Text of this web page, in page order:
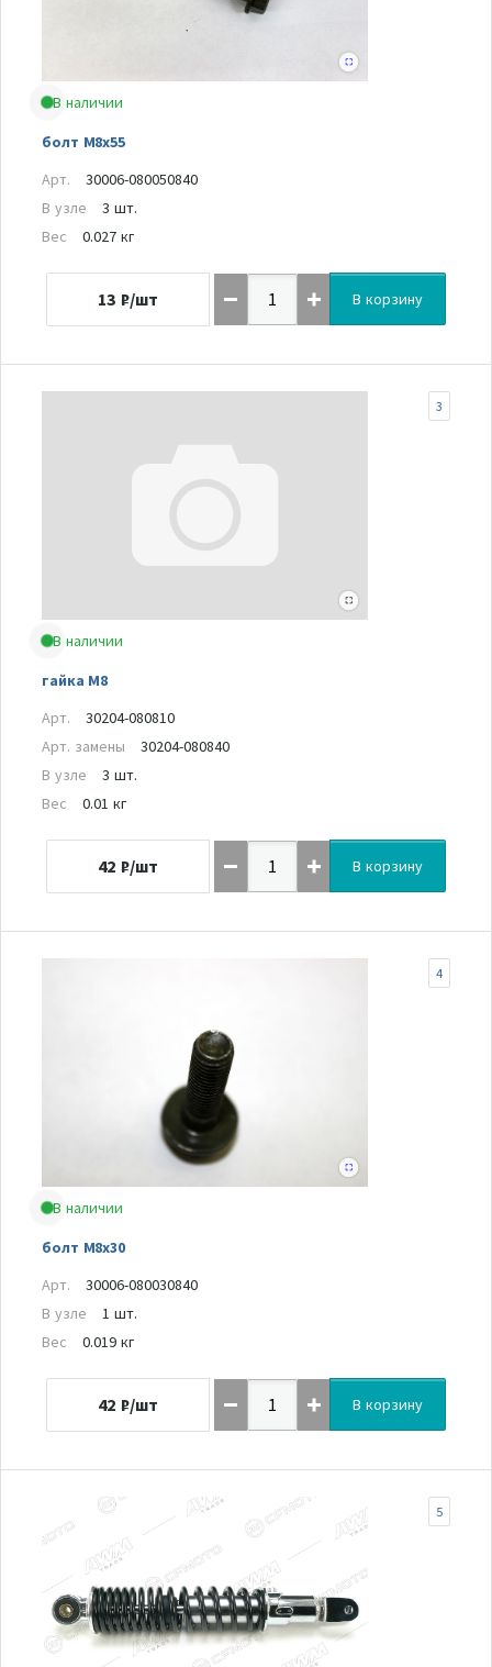
В наличии
болт M8x55
Арт.
30006-080050840
В узле
3 шт.
Вес
0.027 кг
13 ₽/шт В корзину
В наличии
гайка M8
3
Арт.
30204-080810
Арт. замены
30204-080840
В узле
3 шт.
Вес
0.01 кг
42 ₽/шт В корзину
В наличии
болт M8x30
4
Арт.
30006-080030840
В узле
1 шт.
Вес
0.019 кг
42 ₽/шт В корзину
5